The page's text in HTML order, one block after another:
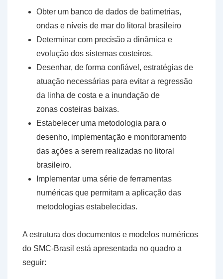
Obter um banco de dados de batimetrias,
ondas e níveis de mar do litoral brasileiro
Determinar com precisão a dinâmica e
evolução dos sistemas costeiros.
Desenhar, de forma confiável, estratégias de
atuação necessárias para evitar a regressão
da linha de costa e a inundação de
zonas costeiras baixas.
Estabelecer uma metodologia para o
desenho, implementação e monitoramento
das ações a serem realizadas no litoral
brasileiro.
Implementar uma série de ferramentas
numéricas que permitam a aplicação das
metodologias estabelecidas.
A estrutura dos documentos e modelos numéricos
do SMC-Brasil está apresentada no quadro a
seguir: